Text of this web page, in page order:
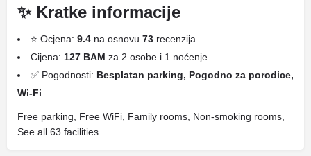
✨ Kratke informacije
⭐ Ocjena: 9.4 na osnovu 73 recenzija
Cijena: 127 BAM za 2 osobe i 1 noćenje
✅ Pogodnosti: Besplatan parking, Pogodno za porodice,
Wi-Fi
Free parking, Free WiFi, Family rooms, Non-smoking rooms,
See all 63 facilities